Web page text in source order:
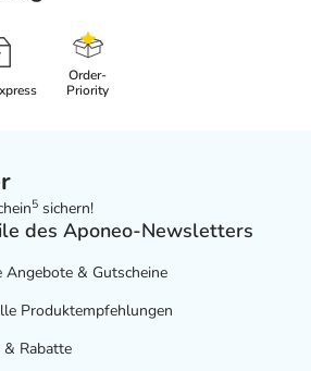
Order-
Priority
5 sichern!
des Aponeo-Newsletters
Angebote & Gutscheine
Produktempfehlungen
Rabatte